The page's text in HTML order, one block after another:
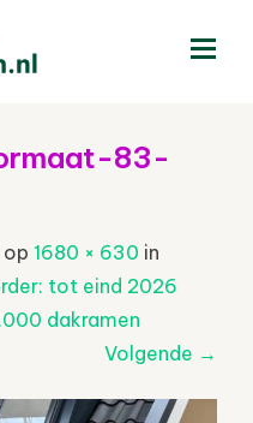
83-
op 1680 × 630 in
tot eind 2026
dakramen
Volgende →